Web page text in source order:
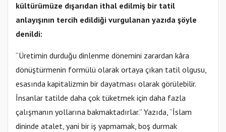
kültürümüze dışarıdan ithal edilmiş bir tatil
anlayışının tercih edildiği vurgulanan yazıda şöyle
denildi:
“Üretimin durduğu dinlenme dönemini zarardan kâra
dönüştürmenin formülü olarak ortaya çıkan tatil olgusu,
esasında kapitalizmin bir dayatması olarak görülebilir.
İnsanlar tatilde daha çok tüketmek için daha fazla
çalışmanın yollarına bakmaktadırlar.” Yazıda, “İslam
dininde atalet, yani bir iş yapmamak, boş durmak